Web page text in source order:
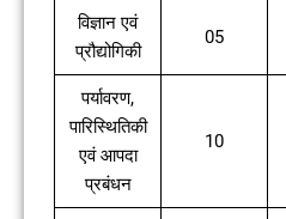
विज्ञान एवं
प्रौद्योगिकी
05
पर्यावरण,
पारिस्थितिकी
एवं आपदा
प्रबंधन
10